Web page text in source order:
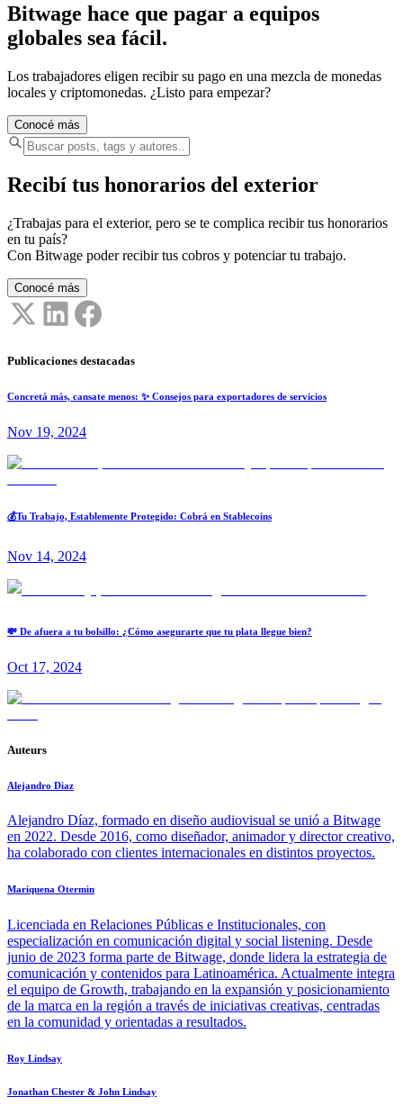
Bitwage hace que pagar a equipos
globales sea fácil.
Los trabajadores eligen recibir su pago en una mezcla de monedas
locales y criptomonedas. ¿Listo para empezar?
Conocé más
Recibí tus honorarios del exterior
¿Trabajas para el exterior, pero se te complica recibir tus honorarios
en tu país?
Con Bitwage poder recibir tus cobros y potenciar tu trabajo.
Conocé más
Publicaciones destacadas
Concretá más, cansate menos: ✨ Consejos para exportadores de servicios
Nov 19, 2024
💰Tu Trabajo, Establemente Protegido: Cobrá en Stablecoins
Nov 14, 2024
💸 De afuera a tu bolsillo: ¿Cómo asegurarte que tu plata llegue bien?
Oct 17, 2024
Auteurs
Alejandro Diaz
Alejandro Díaz, formado en diseño audiovisual se unió a Bitwage
en 2022. Desde 2016, como diseñador, animador y director creativo,
ha colaborado con clientes internacionales en distintos proyectos.
Mariquena Otermin
Licenciada en Relaciones Públicas e Institucionales, con
especialización en comunicación digital y social listening. Desde
junio de 2023 forma parte de Bitwage, donde lidera la estrategia de
comunicación y contenidos para Latinoamérica. Actualmente integra
el equipo de Growth, trabajando en la expansión y posicionamiento
de la marca en la región a través de iniciativas creativas, centradas
en la comunidad y orientadas a resultados.
Roy Lindsay
Jonathan Chester & John Lindsay